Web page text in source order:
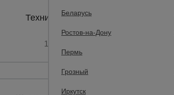
Техника для склада
147 товаров
Беларусь
Ростов-на-Дону
Пермь
Грозный
Иркутск